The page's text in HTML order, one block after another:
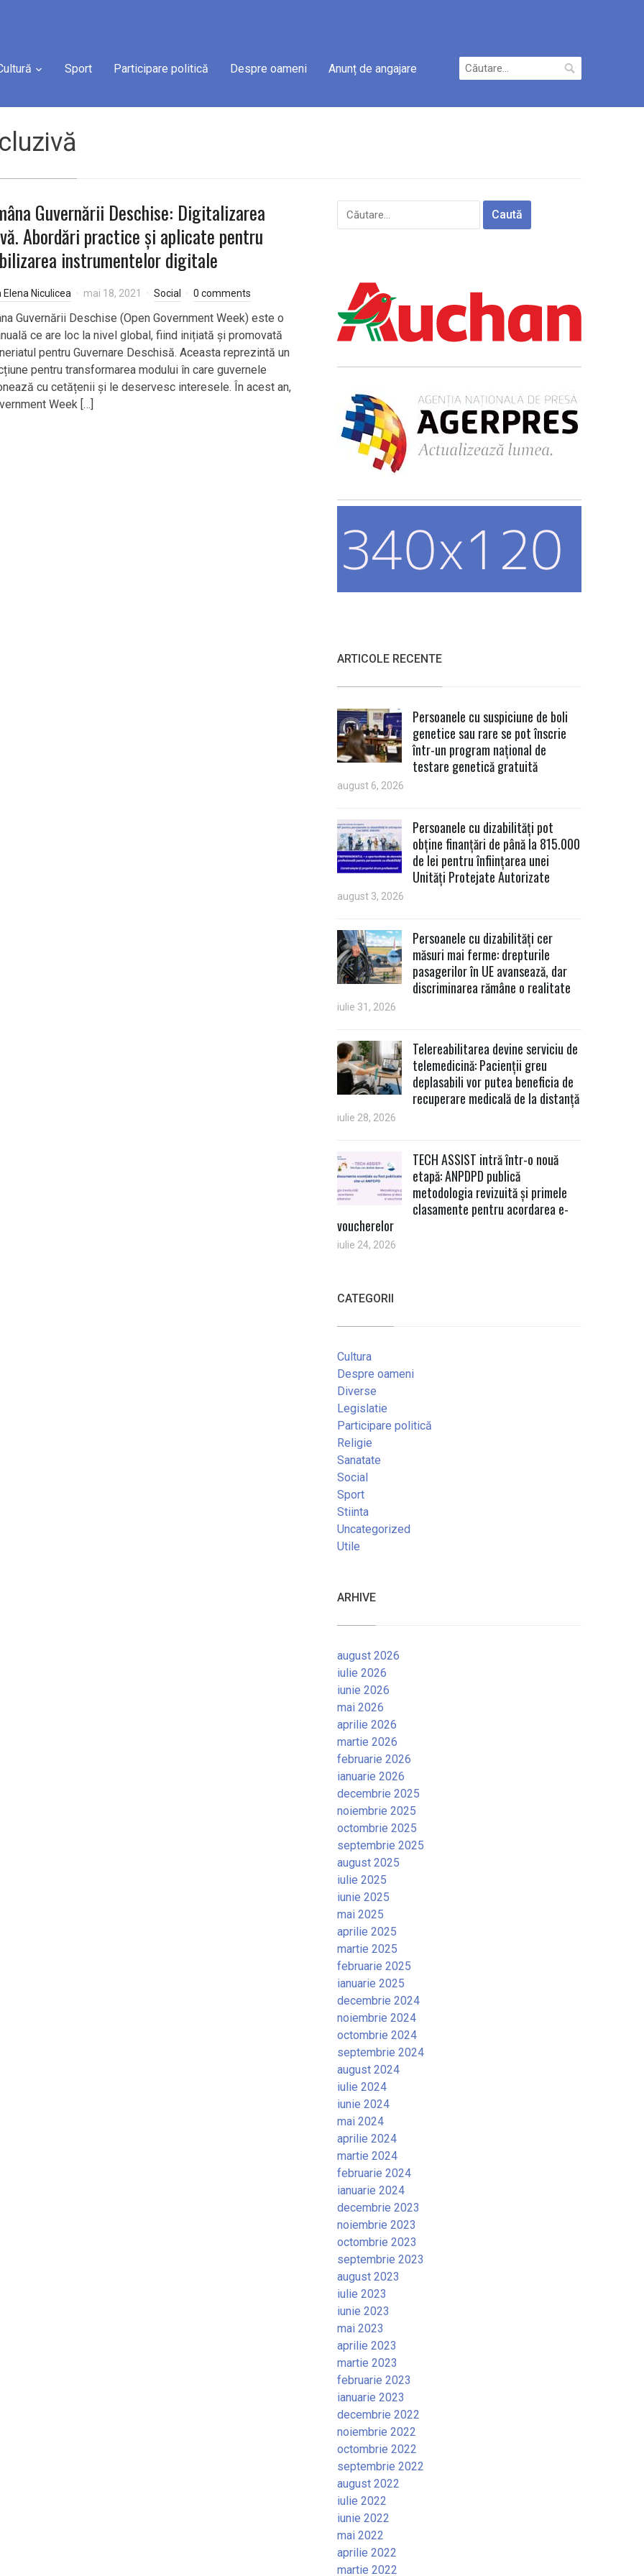
Sport Participare politică Despre oameni Anunț de angajare
Caută
după:
Guvernării Deschise: Digitalizarea
Abordări practice și aplicate pentru
instrumentelor digitale
Elena Niculicea mai 18, 2021 Social 0 comments
Guvernării Deschise (Open Government Week) este o
ce are loc la nivel global, fiind inițiată și promovată
pentru Guvernare Deschisă. Aceasta reprezintă un
pentru transformarea modului în care guvernele
cu cetățenii și le deservesc interesele. În acest an,
Week […]
Caută
după:
ARTICOLE RECENTE
Persoanele cu suspiciune de boli
genetice sau rare se pot înscrie
într-un program național de
testare genetică gratuită
august 6, 2026
Persoanele cu dizabilități pot
obține finanțări de până la 815.000
de lei pentru înființarea unei
Unități Protejate Autorizate
august 3, 2026
Persoanele cu dizabilități cer
măsuri mai ferme: drepturile
pasagerilor în UE avansează, dar
discriminarea rămâne o realitate
iulie 31, 2026
Telereabilitarea devine serviciu de
telemedicină: Pacienții greu
deplasabili vor putea beneficia de
recuperare medicală de la distanță
iulie 28, 2026
TECH ASSIST intră într-o nouă
etapă: ANPDPD publică
metodologia revizuită și primele
clasamente pentru acordarea e-
voucherelor
iulie 24, 2026
CATEGORII
Cultura
Despre oameni
Diverse
Legislatie
Participare politică
Religie
Sanatate
Social
Sport
Stiinta
Uncategorized
Utile
ARHIVE
august 2026
iulie 2026
iunie 2026
mai 2026
aprilie 2026
martie 2026
februarie 2026
ianuarie 2026
decembrie 2025
noiembrie 2025
octombrie 2025
septembrie 2025
august 2025
iulie 2025
iunie 2025
mai 2025
aprilie 2025
martie 2025
februarie 2025
ianuarie 2025
decembrie 2024
noiembrie 2024
octombrie 2024
septembrie 2024
august 2024
iulie 2024
iunie 2024
mai 2024
aprilie 2024
martie 2024
februarie 2024
ianuarie 2024
decembrie 2023
noiembrie 2023
octombrie 2023
septembrie 2023
august 2023
iulie 2023
iunie 2023
mai 2023
aprilie 2023
martie 2023
februarie 2023
ianuarie 2023
decembrie 2022
noiembrie 2022
octombrie 2022
septembrie 2022
august 2022
iulie 2022
iunie 2022
mai 2022
aprilie 2022
martie 2022